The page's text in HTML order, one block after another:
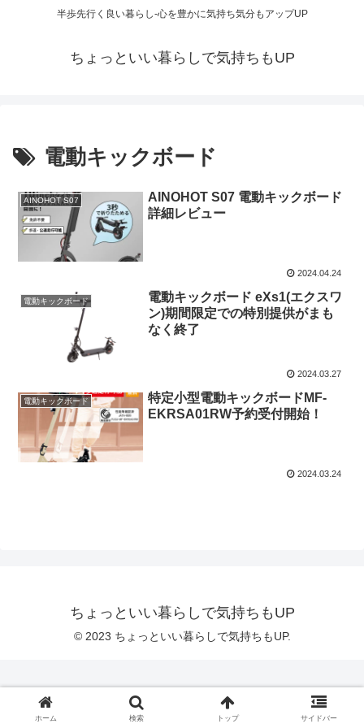
半歩先行く良い暮らし-心を豊かに気持ち気分もアップUP
ちょっといい暮らしで気持ちもUP
電動キックボード
AINOHOT S07
AINOHOT S07 電動キックボード
詳細レビュー
2024.04.24
電動キックボード
電動キックボード eXs1(エクスワ
ン)期間限定での特別提供がまも
なく終了
2024.03.27
電動キックボード
特定小型電動キックボードMF-
EKRSA01RW予約受付開始！
2024.03.24
ちょっといい暮らしで気持ちもUP
© 2023 ちょっといい暮らしで気持ちもUP.
ホーム 検索 トップ サイドバー